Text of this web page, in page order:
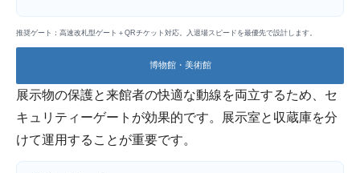
推奨ゲート：高速改札型ゲート＋QRチケット対応。入退場スピードを最優先で設計します。
博物館・美術館
展示物の保護と来館者の快適な動線を両立するため、セ
キュリティーゲートが効果的です。展示室と収蔵庫を分
けて運用することが重要です。